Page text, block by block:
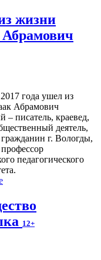
жизни
года ушел из
Абрамович
– писатель, краевед,
деятель,
г. Вологды,
педагогического
12+